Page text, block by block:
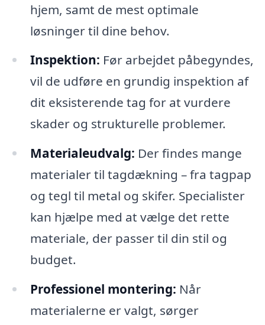
hjem, samt de mest optimale
løsninger til dine behov.
Inspektion: Før arbejdet påbegyndes,
vil de udføre en grundig inspektion af
dit eksisterende tag for at vurdere
skader og strukturelle problemer.
Materialeudvalg: Der findes mange
materialer til tagdækning – fra tagpap
og tegl til metal og skifer. Specialister
kan hjælpe med at vælge det rette
materiale, der passer til din stil og
budget.
Professionel montering: Når
materialerne er valgt, sørger